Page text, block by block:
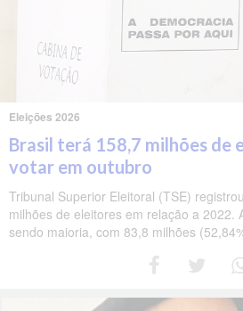
Eleições 2026
Brasil terá 158,7 milhões de
votar em outubro
Tribunal Superior Eleitoral (TSE)
milhões de eleitores em relação a 2022.
sendo maioria, com 83,8 milhões